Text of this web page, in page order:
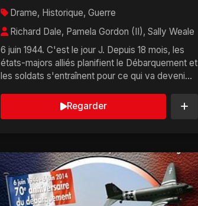
Drame, Historique, Guerre
Richard Dale, Pamela Gordon (II), Sally Weale
6 juin 1944. C'est le jour J. Depuis 18 mois, les
états-majors alliés planifient le Débarquement et
les soldats s'entraînent pour ce qui va deveni...
Regarder